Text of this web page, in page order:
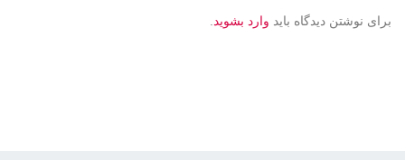
برای نوشتن دیدگاه باید وارد بشوید